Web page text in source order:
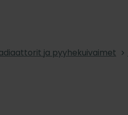
ja pyyhekuivaimet